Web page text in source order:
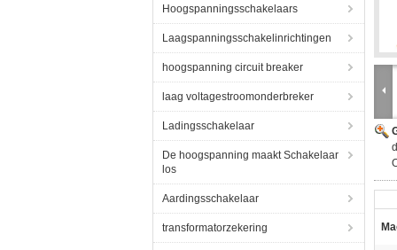
Hoogspanningsschakelaars
Laagspanningsschakelinrichtingen
hoogspanning circuit breaker
laag voltagestroomonderbreker
Ladingsschakelaar
De hoogspanning maakt Schakelaar
los
Aardingsschakelaar
transformatorzekering